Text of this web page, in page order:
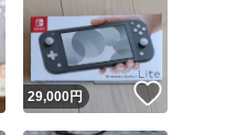
いいね！
29,000円